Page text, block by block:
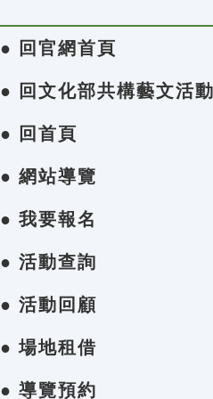
● 回官網首頁
● 回文化部共構藝文活
● 回首頁
● 網站導覽
● 我要報名
● 活動查詢
● 活動回顧
● 場地租借
● 導覽預約